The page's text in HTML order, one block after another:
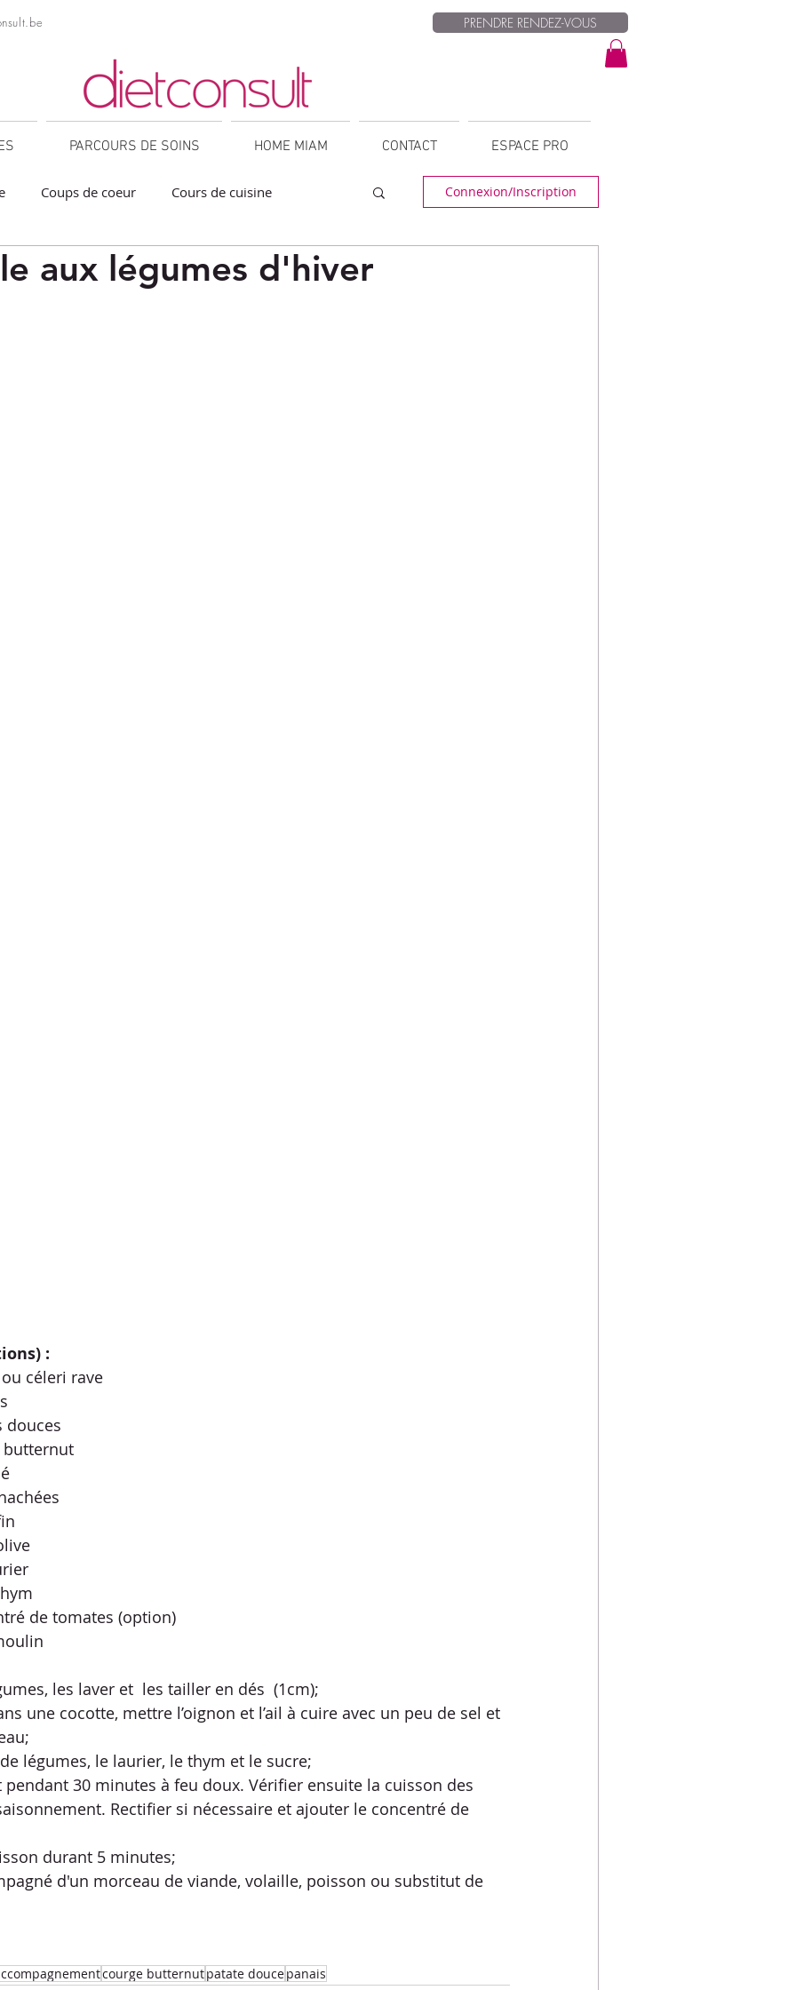
PRENDRE RENDEZ-VOUS
PARCOURS DE SOINS HOME MIAM CONTACT ESPACE PRO
Coups de coeur Cours de cuisine
Collations Desserts Entrées
Connexion/Inscription
aux légumes d'hiver
5.
:
céleri rave
douces
butternut
de tomates (option)
les laver et  les tailler en dés  (1cm);
une cocotte, mettre l’oignon et l’ail à cuire avec un peu de sel et
légumes, le laurier, le thym et le sucre;
Rectifier si nécessaire et ajouter le concentré de
durant 5 minutes;
d'un morceau de viande, volaille, poisson ou substitut de
courge butternutpatate doucepanais